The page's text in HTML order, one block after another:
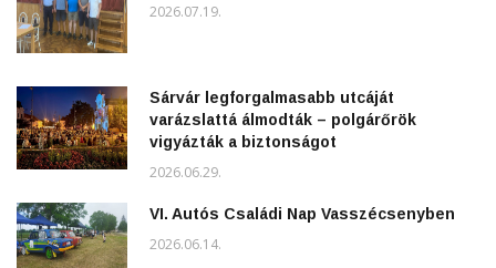
2026.07.19.
Sárvár legforgalmasabb utcáját
varázslattá álmodták – polgárőrök
vigyázták a biztonságot
2026.06.29.
VI. Autós Családi Nap Vasszécsenyben
2026.06.14.